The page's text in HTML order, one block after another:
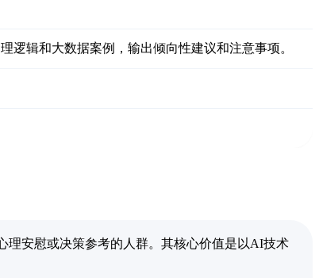
逻辑和大数据案例，输出倾向性建议和注意事项。
理安慰或决策参考的人群。其核心价值是以AI技术